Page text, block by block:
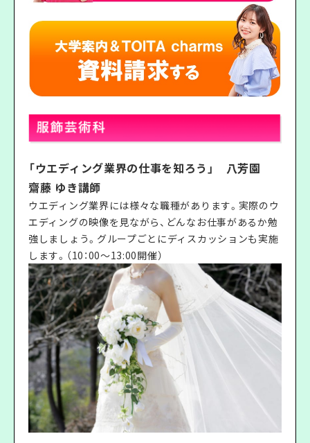
「ウエディング業界の仕事を知ろう」 八芳園
齋藤 ゆき講師
ウエディング業界には様々な職種があります。実際のウ
エディングの映像を見ながら、どんなお仕事があるか勉
強しましょう。グループごとにディスカッションも実施
します。（10：00〜13:00開催）